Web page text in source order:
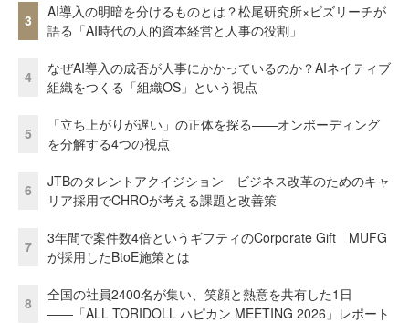
3
AI導入の明暗を分けるものとは？松尾研究所×ビズリーチが
語る「AI時代の人的資本経営と人事の役割」
4
なぜAI導入の成否が人事にかかっているのか？AIネイティブ
組織をつくる「組織OS」という視点
5
「立ち上がりが遅い」の正体を探る——オンボーディング
を分解する4つの視点
6
JTBのタレントアクイジション ビジネス改革のためのキャ
リア採用でCHROが考える課題と改善策
7
3年間で案件数4倍というギフティのCorporate Gift MUFG
が採用したBtoE施策とは
8
全国の社員2400名が集い、笑顔と熱意を共有した1日
――「ALL TORIDOLL ハピカン MEETING 2026」レポート